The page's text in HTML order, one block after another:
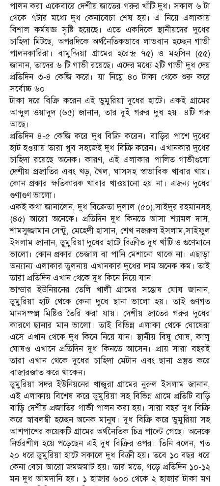
পালন করা একেবারে দেশীয় জাতের গরুর খাঁটি দুধ। সকাল ৬ টা
থেকে ৭টার মধ্যে দুধ কেনাবেচা শেষ হয়। এ নিয়ে এলাকায়
বিশাল কর্মযজ্ঞ সৃষ্টি হয়েছে। এতে একদিকে স্থানীয়দের দুধের
চাহিদা মিটছে, অপরদিকে অর্থনৈতিকভাবে লাভবান হচ্ছেন গাভী
পালনকারিরা। বামুন্দিয়া গ্রামের হরেন্দ্র ৭৫) ও মহসিন (৫৫)
জানান, তাদের ৬ টি গাভী রয়েছে। এদের মধ্যে ২টি গাভী দুধ দেয়
প্রতিদিন ৩-৪ কেজি করে। যা নিম্নে ৪০ টাকা থেকে শুরু করে
সর্বোচ্চ ৬০
টাকা দরে বিক্রি করেন এই ডুমুরিয়া দুধের হাটে। একই গ্রামের
আব্দুল ওয়াদুদ (৬৫) জানান, তার দুই গরুর দুধ হয়। ৪টি গরু
আছে।
প্রতিদিন ৪-৫ কেজি করে দুধ বিক্রি করেন। বাড়ির পাশে দুধের
হাট হওয়ায় তারা খুব সহজেই দুধ বিক্রি করেন। এখানকার দুধের
চাহিদা রয়েছে অনেক। কারণ, এই এলাকার পালিত গাভীগুলো
দেশীয় প্রজাতির এবং খড়, খৈল, ঘাসসহ স্বাভাবিক খাবার খায়।
কোন প্রকার ক্ষতিকারক খাবার খাওয়ানো হয় না। এজন্য দুধের
গুণাগুণ ভালো।
একই কথা জানালেন, দুধ বিক্রেতা দুলাল (৫০),সাইদুর রহমানসহ
(৪৫) আরো অনেকে। প্রতিদিন দুধ কিনতে আসা শ্যামল দাস,
শামসুজ্জামান সেন্টু, মেহেদী হাসান, শেখ নজরুল ইসলাম,সাইফুল
ইসলাম জানান, ডুমুরিয়া দুধের হাটে বিক্রীত দুধ খাঁটি ও গুণেমানে
ভালো। কোন প্রকার ভেজাল বা পানি মেশানো থাকে না। এছাড়া
অন্যান্য এলাকার তুলনায় এখানকার দুধের দাম অনেক কম। তাই
তারা প্রতিদিন এখান থেকে দুধ কিনে নিয়ে যান।
ভান্ডার ইউনিয়নের তেলি খালী গ্রামের সন্তোষ ঘোষ জানান,
ডুমুরিয়া হাট থেকে কেনা দুধে ছানা ভালো হয়। তাই গুণগত
মানসম্পন্ন মিষ্টিও তৈরি করা যায়। দেশীয় জাতের গরুর দুধের
কারণে ছানার মান ভালো। তাই বিভিন্ন এলাকা থেকে ঘোষেরা
এসে এখান থেকে দুধ কিনে নিয়ে যান। স্থানীয় বিষু ঘোষ, কালু
ঘোষও এখানে প্রতিদিন দুধ কিনতে আসেন। প্রায় সারা বছরই
তারা এখান থেকে দুধের চাহিদা মেটান এবং ছানা প্রস্তুত করে
বাজারজাত করে থাকেন।
ডুমুরিয়া সদর ইউনিয়নের খাজুরা গ্রামের নুরুল ইসলাম জানান,
এই এলাকায় বিশেষ করে ডুমুরিয়া সহ বিভিন্ন গ্রামে প্রতিটি বাড়ি
বাড়ি দেশীয় প্রজাতির গাভী পালন করা হয়। সারা বছর দুধ বিক্রি
করে স্বাবলম্বী হচ্ছেন অনেক মানুষ। দুধ বিক্রি করে ডুমুরিয়া সহ
আশপাশের কয়েকটি গ্রামের অর্থনৈতিক চিত্র পাল্টে গেছে। অনেকে
নির্ভরশীল হয়ে পড়েছেন এই দুধ বিক্রির ওপর। তিনি বলেন, গত
২০ ধরে ডুমুরিয়া হাটে সকালে দুধ বিক্রী হয়। তবে ১০ বছর ধরে
কেনা বেচা আরো জমজমাট হয়। তার মতে, গড়ে প্রতিদিন ১০-১২
মন দুধ আমদানি হয়। ১ হাজার ৬০০ থেকে ২ হাজার টাকা মণ